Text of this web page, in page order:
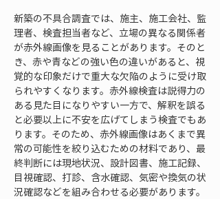
新築の不具合調査では、施主、施工会社、監
理者、検査担当者など、立場の異なる関係者
が赤外線画像を見ることがあります。そのと
き、赤や青などの強い色の違いがあると、視
覚的な印象だけで重大な欠陥のように受け取
られやすくなります。赤外線検査は説得力の
ある見た目になりやすい一方で、解釈を誤る
と必要以上に不安を広げてしまう検査でもあ
ります。そのため、赤外線画像はあくまで異
常の可能性を絞り込むための材料であり、最
終判断には現地状況、設計図書、施工記録、
目視確認、打診、含水確認、気密や換気の状
況確認などを組み合わせる必要があります。